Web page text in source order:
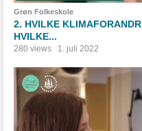
Grøn Folkeskole
2. HVILKE
HVILKE...
280 views 1. juli 2022